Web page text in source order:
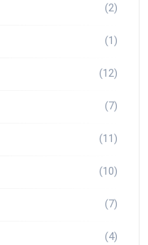
(2)
(1)
(12)
(7)
(11)
(10)
(7)
(4)